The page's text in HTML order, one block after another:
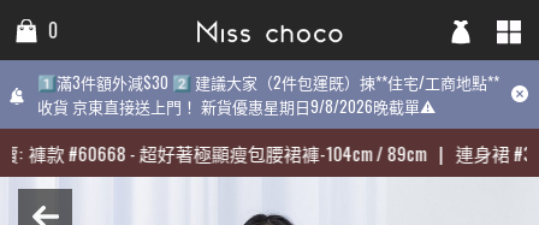
0
1️⃣滿3件額外減$30 2️⃣ 建議大家（2件包運既）揀**住宅/工商地點**
收貨 京東直接送上門！ 新貨優惠星期日9/8/2026晚截單⚠️
褲款#60668-超好著極顯瘦包腰裙褲-104cm / 89cm | 連身裙#
0
1️⃣滿3件額外減$30 2️⃣ 建議大家（2件包運既）揀**住宅/工商地點**
收貨 京東直接送上門！ 新貨優惠星期日9/8/2026晚截單⚠️
褲款#60668-超好著極顯瘦包腰裙褲-104cm / 89cm | 連身裙#
1️⃣滿3件額外減$30 2️⃣ 建議大家（2件包運既）揀**住宅/工商地點**
9/8/2026晚截單⚠️
最熱賣: 褲款#60668-超好著極顯瘦包腰裙褲-104cm / 89cm | 連